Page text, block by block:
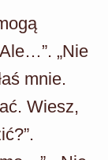
„Nie
mnie.
Wiesz,